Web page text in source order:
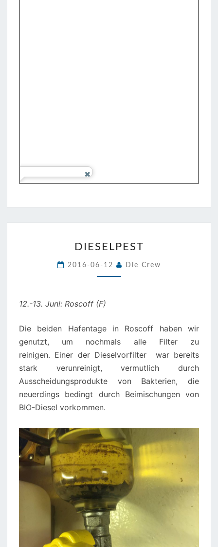
DIESELPEST
2016-06-12 Die Crew
12.-13. Juni: Roscoff (F)
Die beiden Hafentage in Roscoff haben wir
genutzt, um nochmals alle Filter zu
reinigen. Einer der Dieselvorfilter war bereits
stark verunreinigt, vermutlich durch
Ausscheidungsprodukte von Bakterien, die
neuerdings bedingt durch Beimischungen von
BIO-Diesel vorkommen.